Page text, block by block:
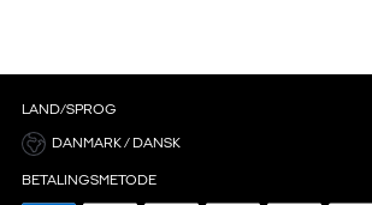
LAND/SPROG
DANMARK / DANSK
BETALINGSMETODE